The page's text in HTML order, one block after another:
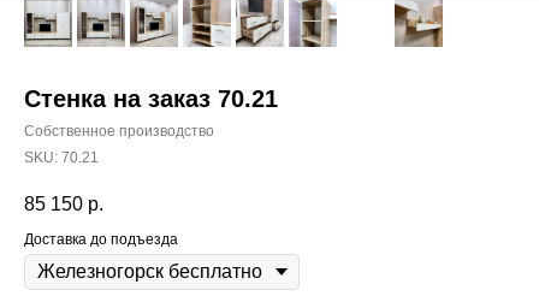
Стенка на заказ 70.21
Собственное производство
SKU: 70.21
85 150 р.
Доставка до подъезда